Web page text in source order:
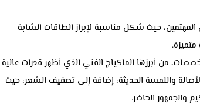
حيث شكل مناسبة لإبراز الطاقات الشابة
من أبرزها الماكياج الفني الذي أظهر قدرات عالية
واللمسة الحديثة، إضافة إلى تصفيف الشعر، حيث
والجمهور الحاضر.